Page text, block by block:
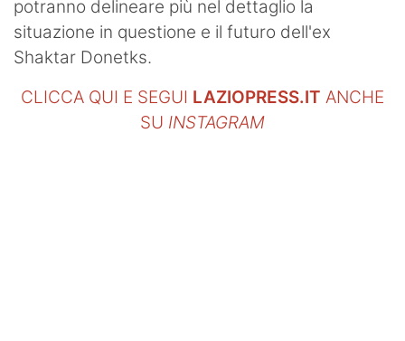
potranno delineare più nel dettaglio la
situazione in questione e il futuro dell'ex
Shaktar Donetks.
CLICCA QUI E SEGUI LAZIOPRESS.IT ANCHE
SU INSTAGRAM